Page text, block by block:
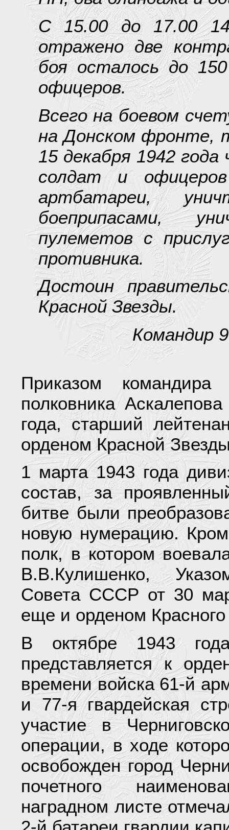
С 15.00 до 17.00
отражено две
боя осталось до
офицеров.
Всего на боевом
на Донском фронте,
15 декабря 1942
солдат и
артбатареи,
боеприпасами,
пулеметов с
противника.
Достоин
Красной Звезды.
Командир
Приказом командира
полковника
года, старший
орденом Красной
1 марта 1943 года
состав, за
битве были
новую нумерацию.
полк, в котором
В.В.Кулишенко,
Совета СССР от 30
еще и орденом
В октябре 1943
представляется к
времени войска 61-й
и 77-я гвардейская
участие в
операции, в ходе
освобожден город
почетного
наградном листе